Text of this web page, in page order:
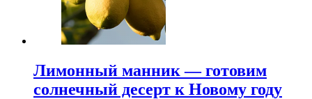
Лимонный манник — готовим
солнечный десерт к Новому году